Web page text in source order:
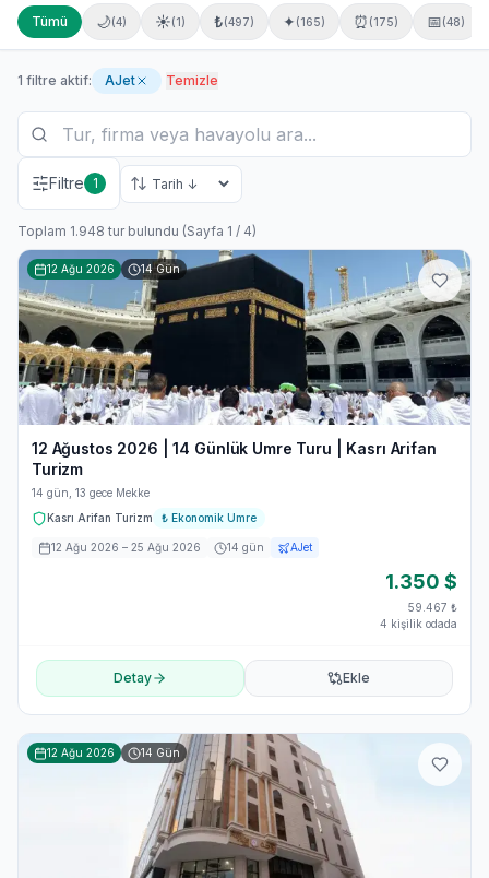
Tümü 🌙(4) ☀️(1) ₺(497) ✦ (165) ⏰ (175) 📅(48)
1 filtre aktif: AJet Temizle
Filtre 1
Toplam 1.948 tur bulundu (Sayfa 1 / 4)
12 Ağu 2026 14Gün
12 Ağustos 2026 | 14 Günlük Umre Turu | Kasrı Arifan
Turizm
14 gün, 13 gece Mekke
Kasrı Arifan Turizm
₺ Ekonomik Umre
12 Ağu 2026 – 25 Ağu 2026 14 gün AJet
1.350 $
59.467 ₺
4 kişilik odada
Detay Ekle
12 Ağu 2026 14 Gün